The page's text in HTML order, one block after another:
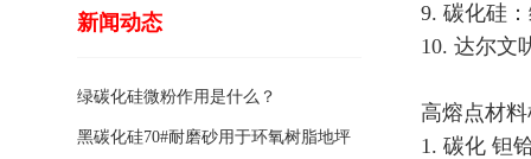
新闻动态
绿碳化硅微粉作用是什么？
黑碳化硅70#耐磨砂用于环氧树脂地坪
9. 碳化硅
10. 达尔文
高熔点材
1. 碳化 钽